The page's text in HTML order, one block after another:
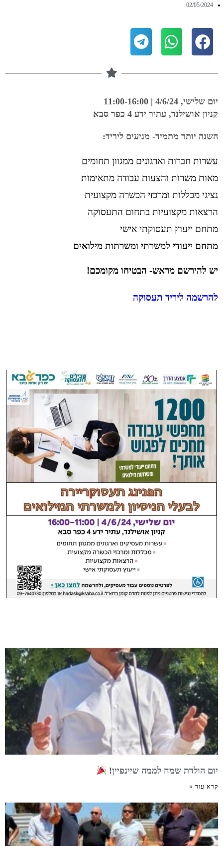
02/05/2024
יום שלישי, 4/6/24 | 11:00-16:00
קניון אושילנד, עתיר ידע 4 כפר סבא
השנה יותר מתמיד- מגיעים ליריד:
עשרות חברות וארגונים ממגוון תחומים
מאות משרות והצעות עבודה מתאימות
נציגי מכללות ומרכזי הכשרה מקצועית
הרצאות מקצועיות בתחום התעסוקה
מתחם ייעוץ תעסוקתי אישי
מתחם ייעודי למשרתי ומשרתות מילואים
יש להירשם מראש- הבטיחו מקומכם!
להרשמה ליריד תעסוקה
יום הולדת שמח לממה שיינפיין!
קרא עוד »